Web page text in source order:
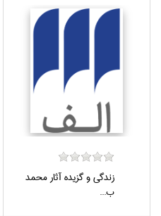
زندگي و گزيده آثار محمد
ب...